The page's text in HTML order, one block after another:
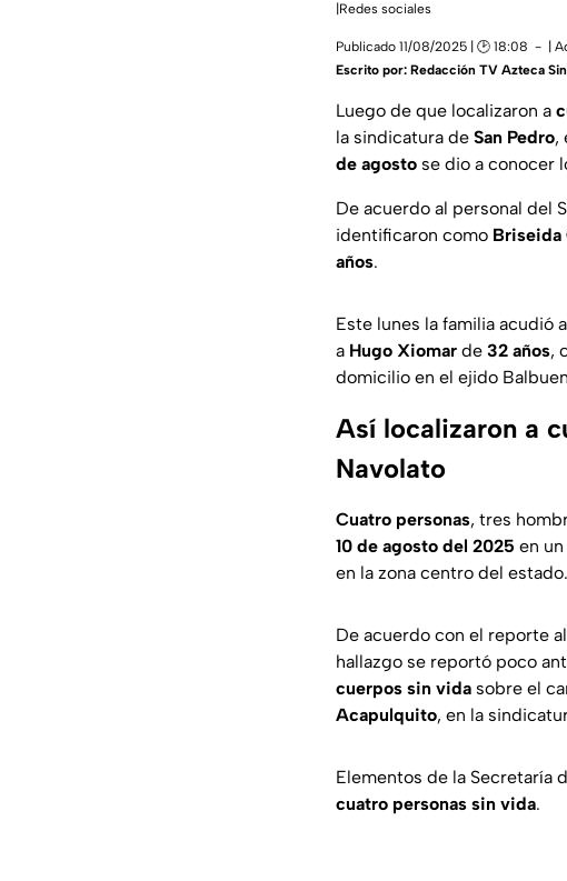
|Redes sociales
Publicado 11/08/2025 | 🕑 18:08 |
Escrito por: Redacción TV Azteca
Luego de que localizaron a
la sindicatura de San Pedro,
de agosto se dio a conocer
De acuerdo al personal del
identificaron como Briseida
años.
Este lunes la familia acudió
a Hugo Xiomar de 32 años,
domicilio en el ejido
Así localizaron a
Navolato
Cuatro personas, tres
10 de agosto del 2025 en
en la zona centro del estado.
De acuerdo con el reporte
hallazgo se reportó poco
cuerpos sin vida sobre el
Acapulquito, en la
Elementos de la Secretaría
cuatro personas sin vida.